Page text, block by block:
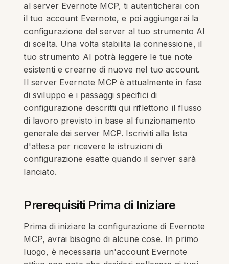
al server Evernote MCP, ti autenticherai con
il tuo account Evernote, e poi aggiungerai la
configurazione del server al tuo strumento AI
di scelta. Una volta stabilita la connessione, il
tuo strumento AI potrà leggere le tue note
esistenti e crearne di nuove nel tuo account.
Il server Evernote MCP è attualmente in fase
di sviluppo e i passaggi specifici di
configurazione descritti qui riflettono il flusso
di lavoro previsto in base al funzionamento
generale dei server MCP. Iscriviti alla lista
d'attesa per ricevere le istruzioni di
configurazione esatte quando il server sarà
lanciato.
Prerequisiti Prima di Iniziare
Prima di iniziare la configurazione di Evernote
MCP, avrai bisogno di alcune cose. In primo
luogo, è necessaria un'account Evernote